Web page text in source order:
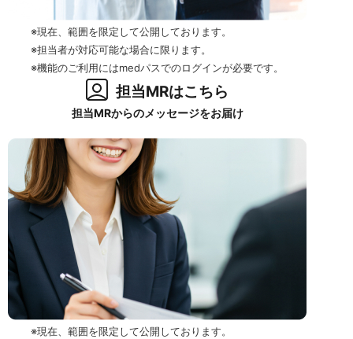
※現在、範囲を限定して公開しております。
※担当者が対応可能な場合に限ります。
※機能のご利用にはmedパスでのログインが必要です。
担当MRはこちら
担当MRからのメッセージをお届け
※現在、範囲を限定して公開しております。